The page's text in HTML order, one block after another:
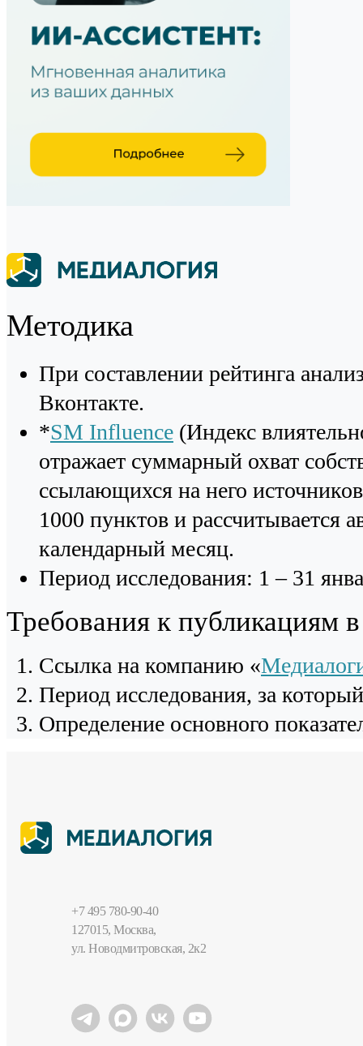
Методика
При составлении рейтинга
Вконтакте.
*SM Influence (Индекс
отражает суммарный охват
ссылающихся на него
1000 пунктов и рассчитывается
календарный месяц.
Период исследования: 1 – 31
Требования к публикациям
Cсылка на компанию «
Период исследования, за
Определение основного
+7 495 780-90-40
127015, Москва,
ул. Новодмитровская, 2к2